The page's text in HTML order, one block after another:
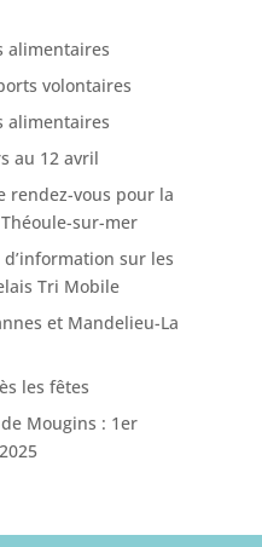
alimentaires
volontaires
alimentaires
au 12 avril
rendez-vous pour la
sur-mer
sur les
Tri Mobile
et Mandelieu-La
les fêtes
Mougins : 1er